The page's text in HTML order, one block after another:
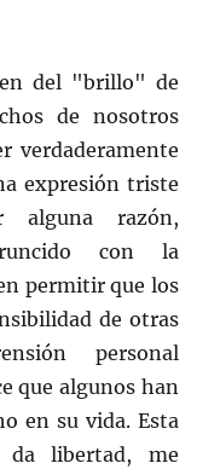
del "brillo" de
de nosotros
verdaderamente
expresión triste
alguna razón,
con la
permitir que los
de otras
personal
que algunos han
en su vida. Esta
da libertad, me